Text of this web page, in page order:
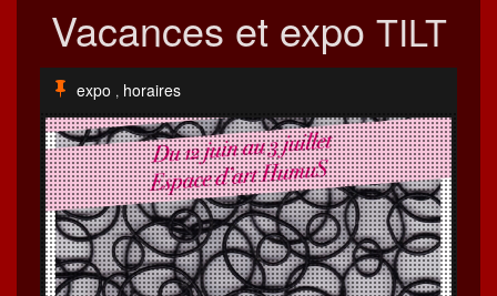
Vacances et expo TILT
expo , horaires